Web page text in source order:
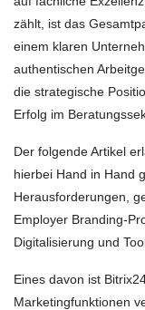
zählt, ist das
einem klaren
authentischen
die strategische
Erfolg im
Der folgende Artikel
hierbei Hand in Hand
Herausforderungen,
Employer Branding-
Digitalisierung und
Eines davon ist
Marketingfunktionen